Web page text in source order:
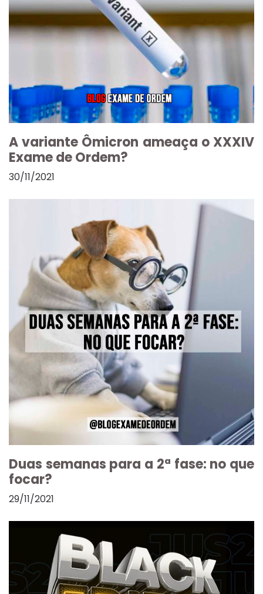
A variante Ômicron ameaça o XXXIV
Exame de Ordem?
30/11/2021
Duas semanas para a 2ª fase: no que
focar?
29/11/2021